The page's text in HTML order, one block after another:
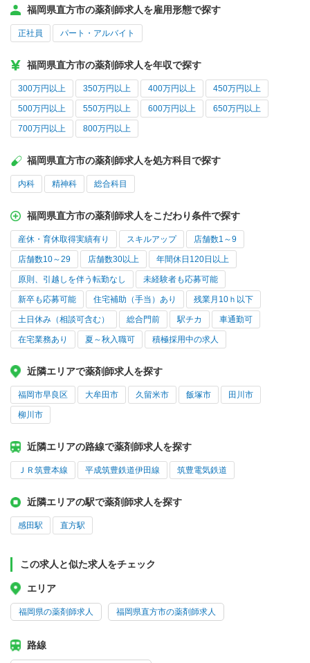
福岡県直方市の薬剤師求人を雇用形態で探す
正社員 パート・アルバイト
福岡県直方市の薬剤師求人を年収で探す
300万円以上 350万円以上 400万円以上 450万円以上
500万円以上 550万円以上 600万円以上 650万円以上
700万円以上 800万円以上
福岡県直方市の薬剤師求人を処方科目で探す
内科 精神科 総合科目
福岡県直方市の薬剤師求人をこだわり条件で探す
産休・育休取得実績有り スキルアップ 店舗数1～9
店舗数10～29 店舗数30以上 年間休日120日以上
原則、引越しを伴う転勤なし 未経験者も応募可能
新卒も応募可能 住宅補助（手当）あり 残業月10ｈ以下
土日休み（相談可含む） 総合門前 駅チカ 車通勤可
在宅業務あり 夏～秋入職可 積極採用中の求人
近隣エリアで薬剤師求人を探す
福岡市早良区 大牟田市 久留米市 飯塚市 田川市
柳川市
近隣エリアの路線で薬剤師求人を探す
ＪＲ筑豊本線 平成筑豊鉄道伊田線 筑豊電気鉄道
近隣エリアの駅で薬剤師求人を探す
感田駅 直方駅
この求人と似た求人をチェック
エリア
福岡県の薬剤師求人 福岡県直方市の薬剤師求人
路線